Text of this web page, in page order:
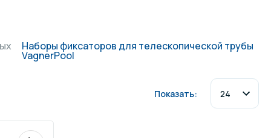
Наборы фиксаторов для телескопической трубы
VagnerPool
Показать: